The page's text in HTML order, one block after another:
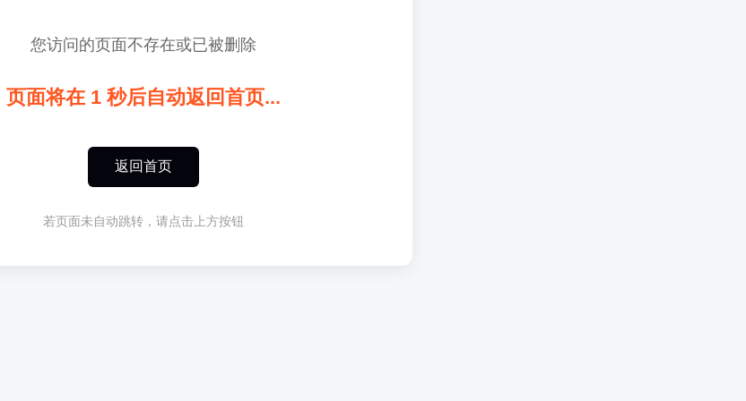
您访问的页面不存在或已被删除
页面将在 1 秒后自动返回首页...
返回首页
若页面未自动跳转，请点击上方按钮